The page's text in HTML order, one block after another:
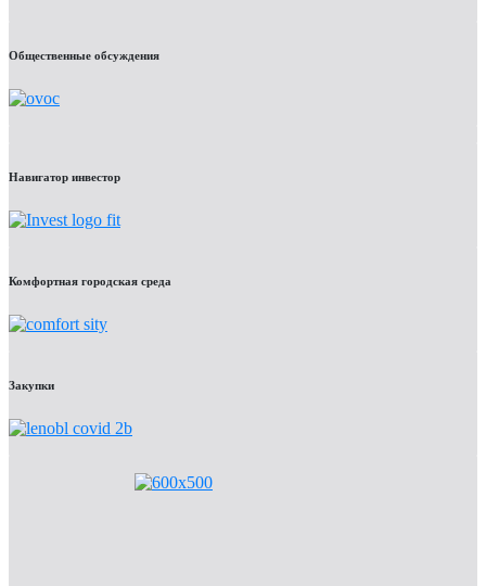
Общественные обсуждения
Навигатор инвестор
Комфортная городская среда
Закупки